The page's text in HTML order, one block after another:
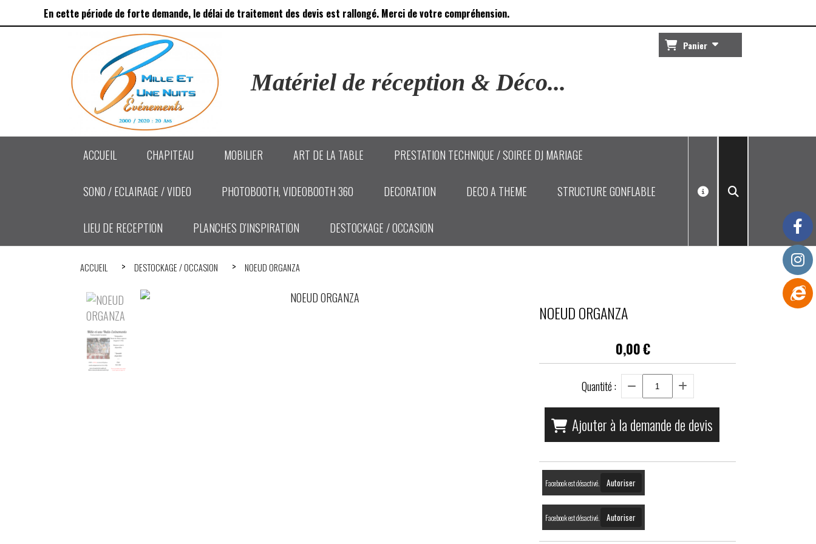
En cette période de forte demande, le délai de traitement des devis est rallongé. Merci de votre compréhension.
Matériel de réception & Déco...
Panier
ACCUEIL CHAPITEAU MOBILIER ART DE LA TABLE PRESTATION TECHNIQUE / SOIREE DJ MARIAGE
SONO / ECLAIRAGE / VIDEO PHOTOBOOTH, VIDEOBOOTH 360 DECORATION DECO A THEME STRUCTURE GONFLABLE
LIEU DE RECEPTION PLANCHES D'INSPIRATION DESTOCKAGE / OCCASION
ACCUEIL DESTOCKAGE / OCCASION NOEUD ORGANZA
NOEUD ORGANZA
0,00€
Quantité :
Ajouter à la demande de devis
Facebook est désactivé. Autoriser
Facebook est désactivé. Autoriser